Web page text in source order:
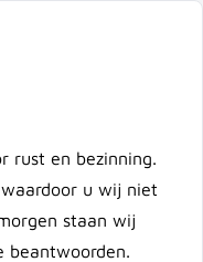
rust en bezinning.
u wij niet
staan wij
beantwoorden.